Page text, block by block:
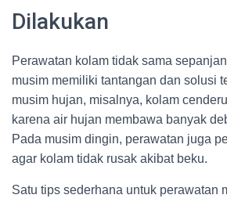
Dilakukan
Perawatan kolam tidak sama
musim memiliki tantangan dan solusi
musim hujan, misalnya, kolam
karena air hujan membawa banyak
Pada musim dingin, perawatan juga
agar kolam tidak rusak akibat beku.
Satu tips sederhana untuk perawatan